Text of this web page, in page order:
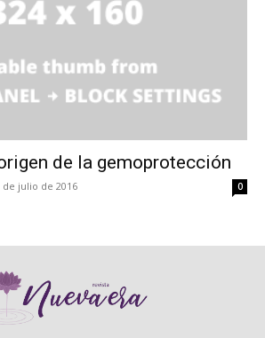
de la gemoprotección
de julio de 2016 0